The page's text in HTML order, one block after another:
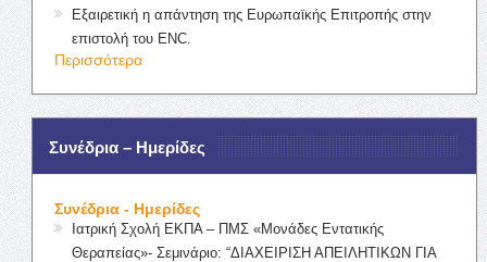
Εξαιρετική η απάντηση της Ευρωπαϊκής Επιτροπής στην
επιστολή του ENC.
Περισσότερα
Συνέδρια – Ημερίδες
Συνέδρια - Ημερίδες
Ιατρική Σχολή ΕΚΠΑ – ΠΜΣ «Μονάδες Εντατικής
Θεραπείας»- Σεμινάριο: “ΔΙΑΧΕΙΡΙΣΗ ΑΠΕΙΛΗΤΙΚΩΝ ΓΙΑ